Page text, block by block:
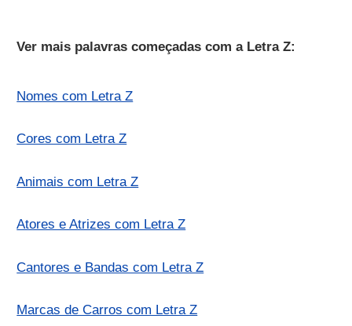
Ver mais palavras começadas com a Letra Z:
Nomes com Letra Z
Cores com Letra Z
Animais com Letra Z
Atores e Atrizes com Letra Z
Cantores e Bandas com Letra Z
Marcas de Carros com Letra Z